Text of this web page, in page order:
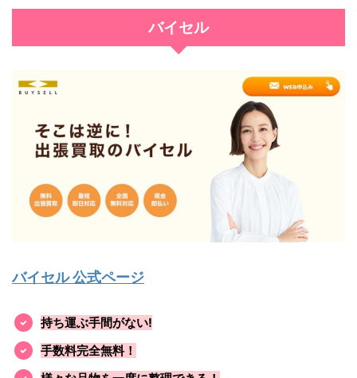
バイセル
バイセル 公式ページ
持ち運ぶ手間がない!
手数料完全無料！